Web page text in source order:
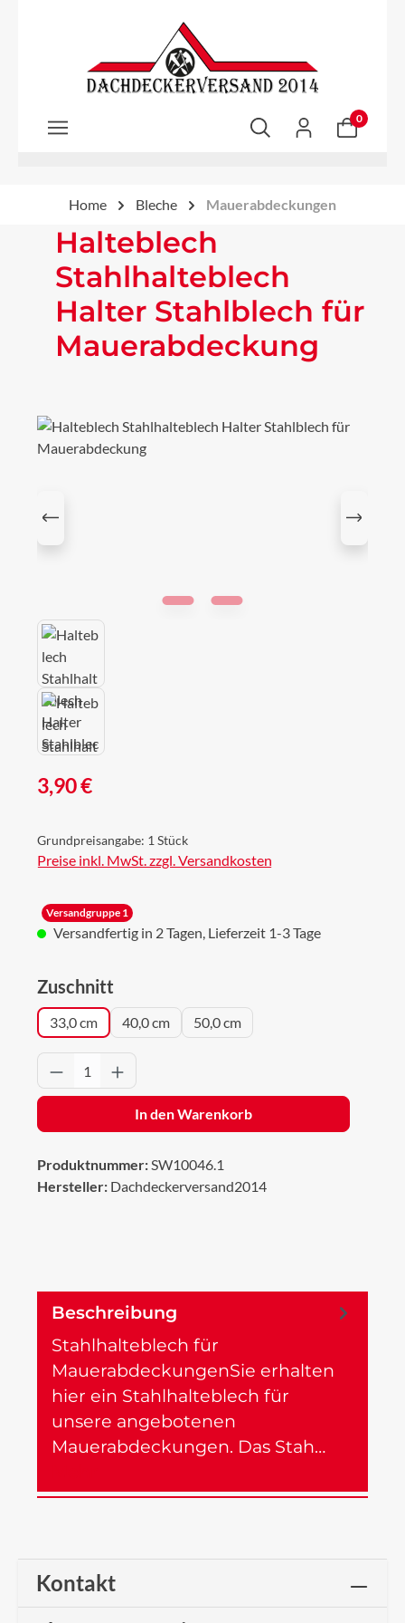
Zum Hauptinhalt springen
0
Home Bleche Mauerabdeckungen
Halteblech
Stahlhalteblech
Halter Stahlblech für
Mauerabdeckung
Bildergalerie überspringen
Regulärer Preis:
3,90 €
Grundpreisangabe: 1 Stück
Preise inkl. MwSt. zzgl. Versandkosten
Versandgruppe 1
Versandfertig in 2 Tagen, Lieferzeit 1-3 Tage
Zuschnitt
33,0 cm 40,0 cm 50,0 cm
Produkt Anzahl: Gib den gewünschten
In den Warenkorb
Produktnummer:SW10046.1
Hersteller: Dachdeckerversand2014
Beschreibung
Stahlhalteblech für
MauerabdeckungenSie erhalten
hier ein Stahlhalteblech für
unsere angebotenen
Mauerabdeckungen. Das Stah…
Kontakt